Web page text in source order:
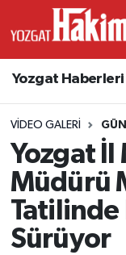
Yozgat Haberleri
VIDEO GALERI
Yozgat
Müdürü
Tatilinde
Sürüyor